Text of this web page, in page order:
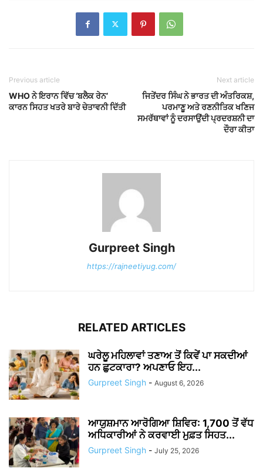
Previous article
WHO ਨੇ ਇਰਾਨ ਵਿੱਚ ‘ਬਲੈਕ ਰੇਨ’
ਕਾਰਨ ਸਿਹਤ ਖਤਰੇ ਬਾਰੇ ਚੇਤਾਵਨੀ ਦਿੱਤੀ
Next article
ਜਿਤੇਂਦਰ ਸਿੰਘ ਨੇ ਭਾਰਤ ਦੀ ਅੰਤਰਿਕਸ਼,
ਪਰਮਾਣੂ ਅਤੇ ਰਣਨੀਤਿਕ ਖਣਿਜ
ਸਮਰੱਥਾਵਾਂ ਨੂੰ ਦਰਸਾਉਂਦੀ ਪ੍ਰਦਰਸ਼ਨੀ ਦਾ
ਦੌਰਾ ਕੀਤਾ
Gurpreet Singh
https://rajneetiyug.com/
RELATED ARTICLES
ਘਰੇਲੂ ਮਹਿਲਾਵਾਂ ਤਣਾਅ ਤੋਂ ਕਿਵੇਂ ਪਾ ਸਕਦੀਆਂ
ਹਨ ਛੁਟਕਾਰਾ? ਅਪਣਾਓ ਇਹ...
Gurpreet Singh - August 6, 2026
ਆਯੁਸ਼ਮਾਨ ਆਰੋਗਿਆ ਸ਼ਿਵਿਰ: 1,700 ਤੋਂ ਵੱਧ
ਅਧਿਕਾਰੀਆਂ ਨੇ ਕਰਵਾਈ ਮੁਫ਼ਤ ਸਿਹਤ...
Gurpreet Singh - July 25, 2026